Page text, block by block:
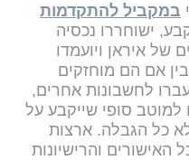
במקביל להתקדמות
ישוחררו נכסיה
של איראן ויועמדו
אם הם מוחזקים
לחשבונות אחרים,
למוטב סופי שייקבע על
כל הגבלה. ארצות
והרישיונות